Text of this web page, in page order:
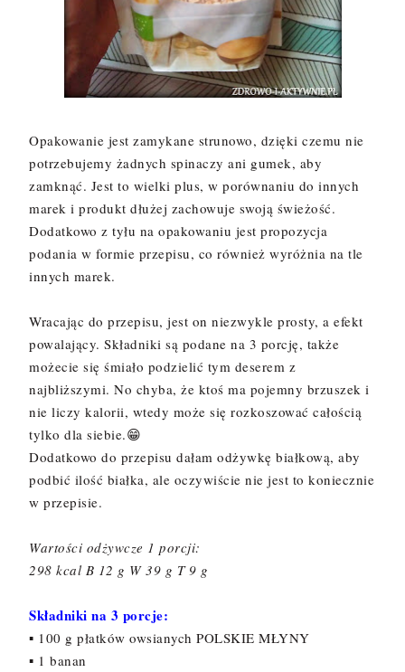
Opakowanie jest zamykane strunowo, dzięki czemu nie
potrzebujemy żadnych spinaczy ani gumek, aby
zamknąć. Jest to wielki plus, w porównaniu do innych
marek i produkt dłużej zachowuje swoją świeżość.
Dodatkowo z tyłu na opakowaniu jest propozycja
podania w formie przepisu, co również wyróżnia na tle
innych marek.
Wracając do przepisu, jest on niezwykle prosty, a efekt
powalający. Składniki są podane na 3 porcję, także
możecie się śmiało podzielić tym deserem z
najbliższymi. No chyba, że ktoś ma pojemny brzuszek i
nie liczy kalorii, wtedy może się rozkoszować całością
tylko dla siebie.😁
Dodatkowo do przepisu dałam odżywkę białkową, aby
podbić ilość białka, ale oczywiście nie jest to koniecznie
w przepisie.
Wartości odżywcze 1 porcji:
298 kcal B 12 g W 39 g T 9 g
Składniki na 3 porcje:
▪ 100 g płatków owsianych POLSKIE MŁYNY
▪ 1 banan